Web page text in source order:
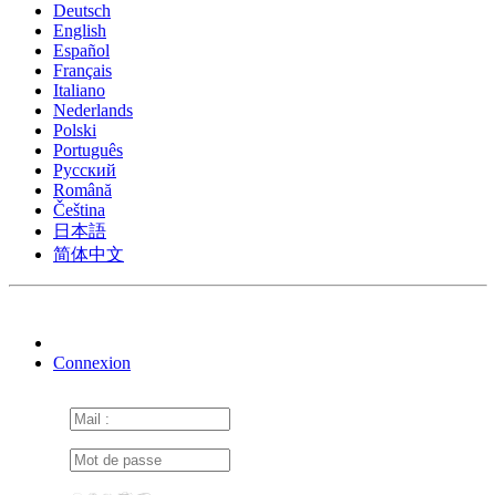
Deutsch
English
Español
Français
Italiano
Nederlands
Polski
Português
Pусский
Română
Čeština
日本語
简体中文
Connexion